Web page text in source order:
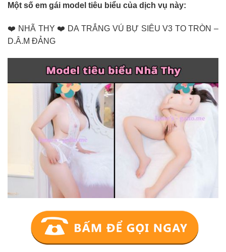
Một số em gái model tiêu biểu của dịch vụ này:
❤️ NHÃ THY ❤️ DA TRẮNG VÚ BỰ SIÊU V3 TO TRÒN –
D.Â.M ĐẢNG